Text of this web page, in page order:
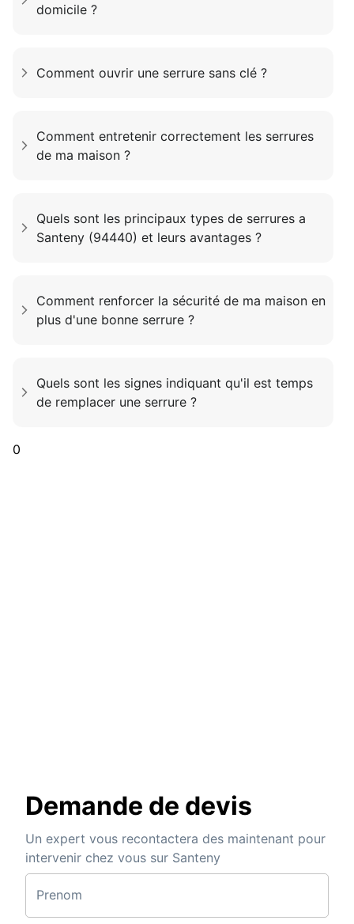
domicile ?
Comment ouvrir une serrure sans clé ?
Comment entretenir correctement les serrures
de ma maison ?
Quels sont les principaux types de serrures a
Santeny (94440) et leurs avantages ?
Comment renforcer la sécurité de ma maison en
plus d'une bonne serrure ?
Quels sont les signes indiquant qu'il est temps
de remplacer une serrure ?
0
Demande de devis
Un expert vous recontactera des maintenant pour
intervenir chez vous sur Santeny
Prenom